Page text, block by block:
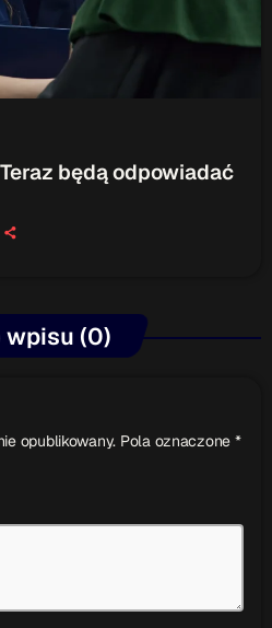
będą odpowiadać
wpisu (0)
opublikowany. Pola oznaczone *